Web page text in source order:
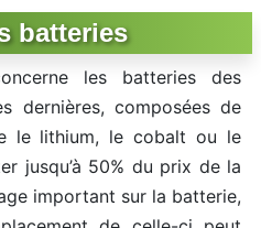
batteries
les batteries des
dernières, composées de
le lithium, le cobalt ou le
jusqu’à 50% du prix de la
important sur la batterie,